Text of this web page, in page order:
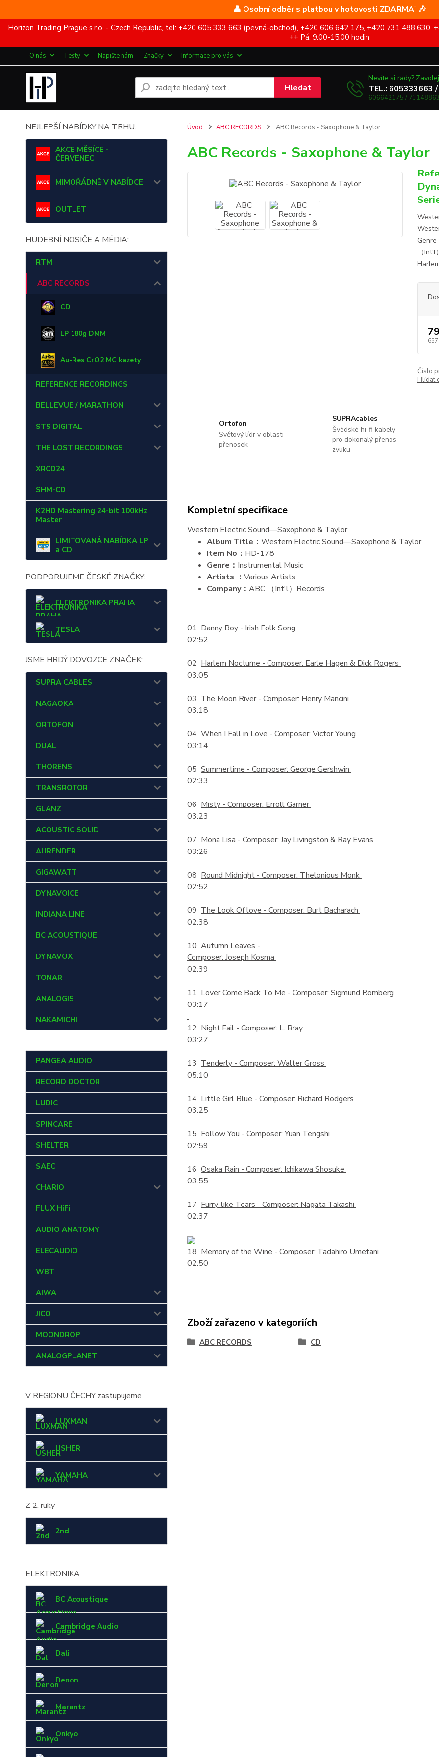
👤 Osobní odběr s platbou v hotovosti ZDARMA! 🎶
Horizon Trading Prague s.r.o. - Czech Republic, tel: +420 605 333 663 (pevná-obchod), +420 606 642 175, +420 731 488
++ Pá: 9.00-15.00 hodin
O nás Testy Napište nám Značky Informace pro vás
Hledat
Nevíte si rady?
TEL.: 605333663 /
606642175 /
NEJLEPŠÍ NABÍDKY NA TRHU:
AKCE MĚSÍCE -
ČERVENEC
MIMOŘÁDNĚ V NABÍDCE
OUTLET
HUDEBNÍ NOSIČE A MÉDIA:
RTM
ABC RECORDS
CD
LP 180g DMM
Au-Res CrO2 MC kazety
REFERENCE RECORDINGS
BELLEVUE / MARATHON
STS DIGITAL
THE LOST RECORDINGS
XRCD24
SHM-CD
K2HD Mastering 24-bit 100kHz
Master
LIMITOVANÁ NABÍDKA LP
a CD
PODPORUJEME ČESKÉ ZNAČKY:
ELEKTRONIKA PRAHA
TESLA
JSME HRDÝ DOVOZCE ZNAČEK:
SUPRA CABLES
NAGAOKA
ORTOFON
DUAL
THORENS
TRANSROTOR
GLANZ
ACOUSTIC SOLID
AURENDER
GIGAWATT
DYNAVOICE
INDIANA LINE
BC ACOUSTIQUE
DYNAVOX
TONAR
ANALOGIS
NAKAMICHI
PANGEA AUDIO
RECORD DOCTOR
LUDIC
SPINCARE
SHELTER
SAEC
CHARIO
FLUX HiFi
AUDIO ANATOMY
ELECAUDIO
WBT
AIWA
JICO
MOONDROP
ANALOGPLANET
V REGIONU ČECHY zastupujeme
LUXMAN
USHER
YAMAHA
Z 2. ruky
2nd
ELEKTRONIKA
BC Acoustique
Cambridge Audio
Dali
Denon
Marantz
Onkyo
Úvod ABC RECORDS ABC Records - Saxophone & Taylor
ABC Records - Saxophone & Taylor
（
657
Číslo
Hlídat
Ortofon
Světový lídr v oblasti
přenosek
SUPRAcables
Švédské hi-fi kabely
pro dokonalý přenos
zvuku
Kompletní specifikace
Western Electric Sound—Saxophone & Taylor
Album Title： Western Electric Sound—Saxophone & Taylor
Item No： HD-178
Genre： Instrumental Music
Artists ： Various Artists
Company： ABC （Int'l）Records
01 Danny Boy - Irish Folk Song
02:52
02 Harlem Nocturne - Composer: Earle Hagen & Dick Rogers
03:05
03 The Moon River - Composer: Henry Mancini
03:18
04 When I Fall in Love - Composer: Victor Young
03:14
05 Summertime - Composer: George Gershwin
02:33
06 Misty - Composer: Erroll Garner
03:23
07 Mona Lisa - Composer: Jay Livingston & Ray Evans
03:26
08 Round Midnight - Composer: Thelonious Monk
02:52
09 The Look Of love - Composer: Burt Bacharach
02:38
10 Autumn Leaves -
Composer: Joseph Kosma
02:39
11 Lover Come Back To Me - Composer: Sigmund Romberg
03:17
12 Night Fail - Composer: L. Bray
03:27
13 Tenderly - Composer: Walter Gross
05:10
14 Little Girl Blue - Composer: Richard Rodgers
03:25
15 Follow You - Composer: Yuan Tengshi
02:59
16 Osaka Rain - Composer: Ichikawa Shosuke
03:55
17 Furry-like Tears - Composer: Nagata Takashi
02:37
18 Memory of the Wine - Composer: Tadahiro Umetani
02:50
Zboží zařazeno v kategoriích
ABC RECORDS CD